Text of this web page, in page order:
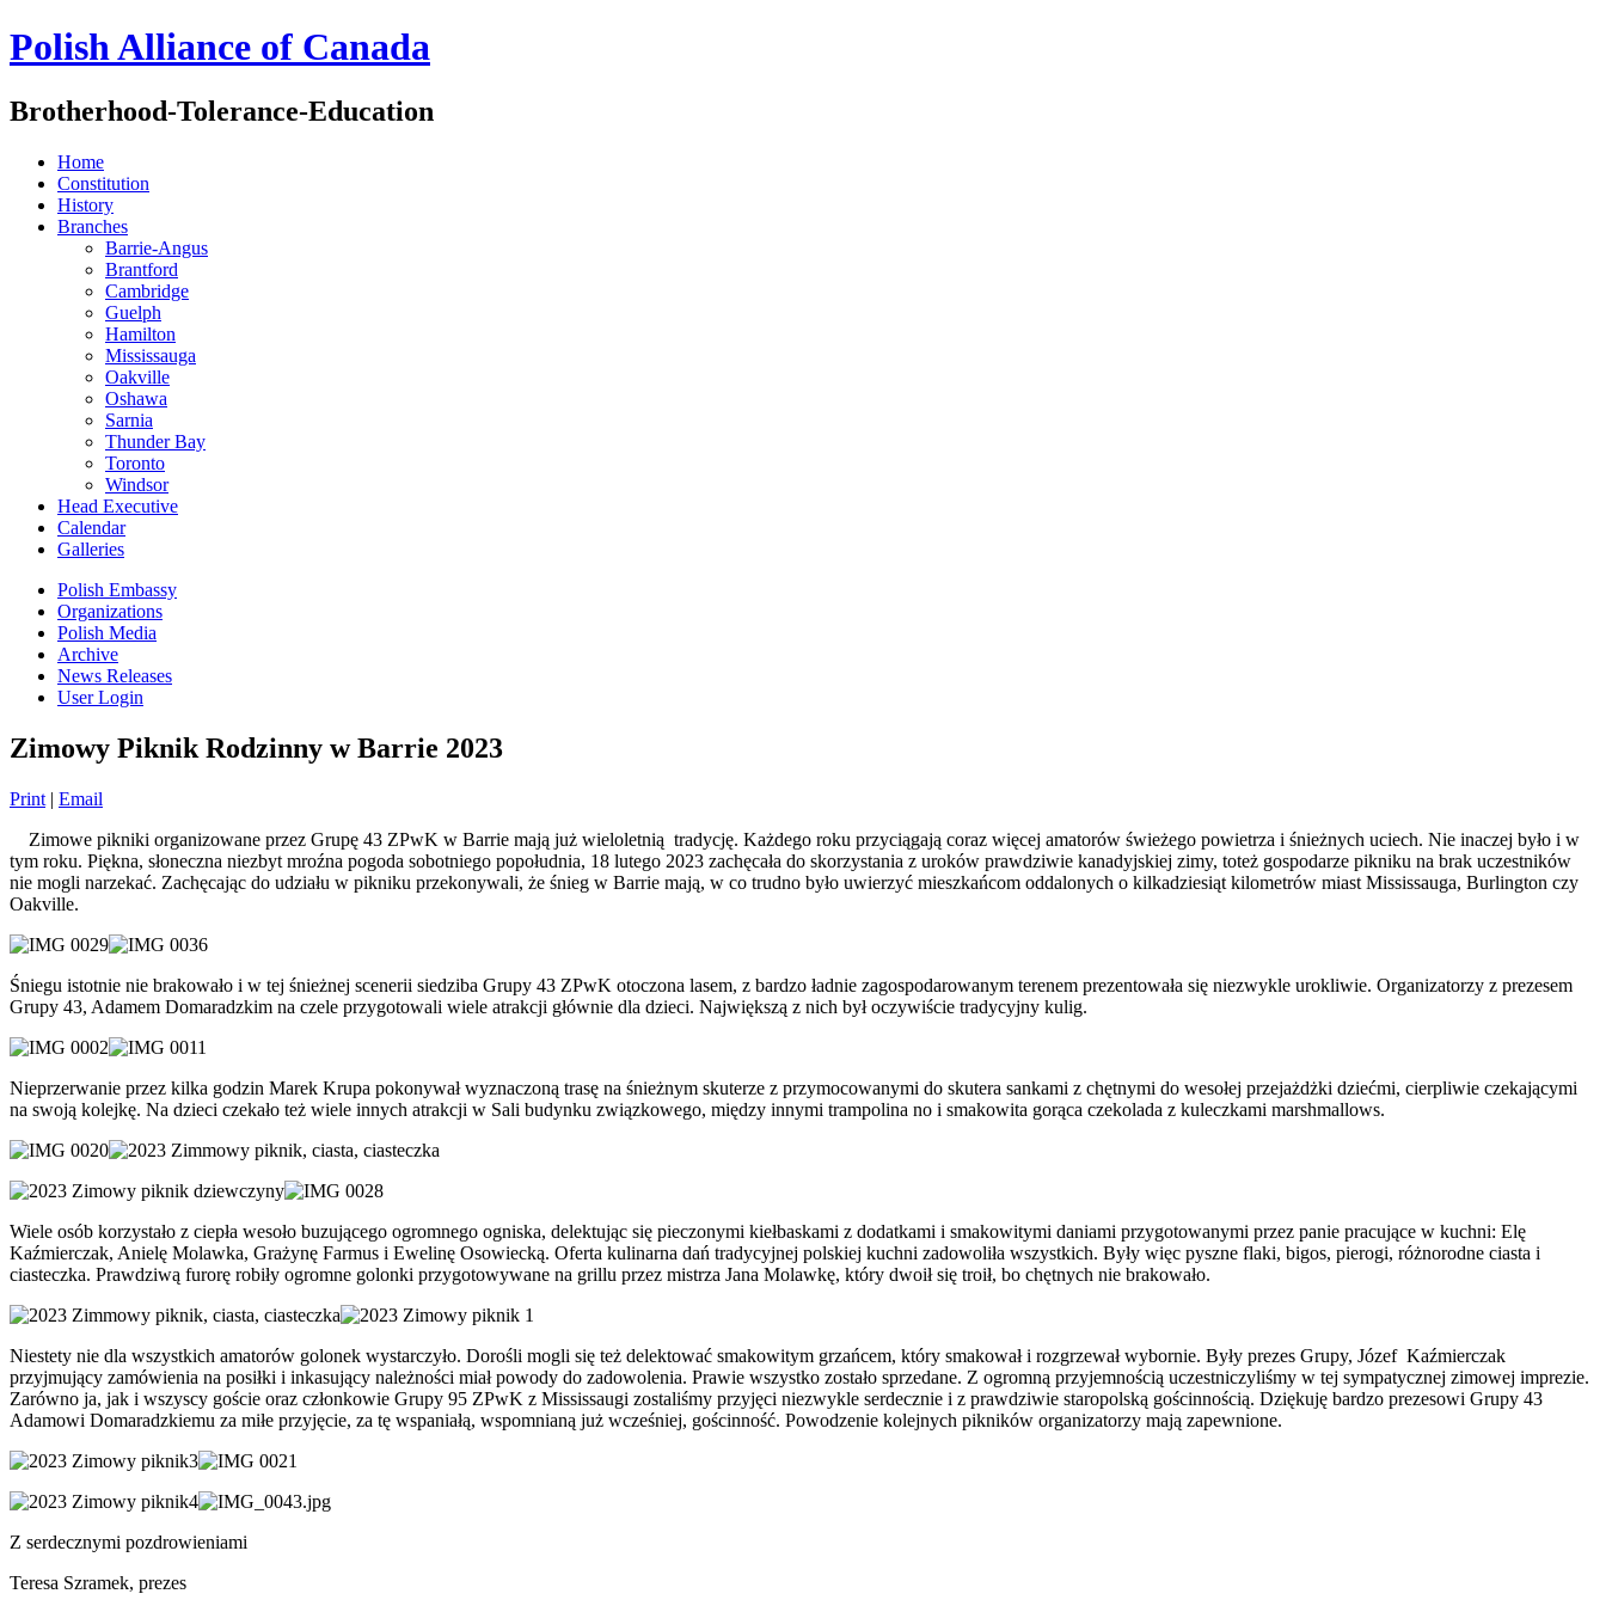
Polish Alliance of Canada
Brotherhood-Tolerance-Education
Home
Constitution
History
Branches
Barrie-Angus
Brantford
Cambridge
Guelph
Hamilton
Mississauga
Oakville
Oshawa
Sarnia
Thunder Bay
Toronto
Windsor
Head Executive
Calendar
Galleries
Polish Embassy
Organizations
Polish Media
Archive
News Releases
User Login
Zimowy Piknik Rodzinny w Barrie 2023
Print | Email
Zimowe pikniki organizowane przez Grupę 43 ZPwK w Barrie mają już wieloletnią tradycję. Każdego roku przyciągają coraz więcej amatorów świeżego powietrza i śnieżnych uciech. Nie inaczej było i w
tym roku. Piękna, słoneczna niezbyt mroźna pogoda sobotniego popołudnia, 18 lutego 2023 zachęcała do skorzystania z uroków prawdziwie kanadyjskiej zimy, toteż gospodarze pikniku na brak uczestników
nie mogli narzekać. Zachęcając do udziału w pikniku przekonywali, że śnieg w Barrie mają, w co trudno było uwierzyć mieszkańcom oddalonych o kilkadziesiąt kilometrów miast Mississauga, Burlington czy
Oakville.
Śniegu istotnie nie brakowało i w tej śnieżnej scenerii siedziba Grupy 43 ZPwK otoczona lasem, z bardzo ładnie zagospodarowanym terenem prezentowała się niezwykle urokliwie. Organizatorzy z prezesem
Grupy 43, Adamem Domaradzkim na czele przygotowali wiele atrakcji głównie dla dzieci. Największą z nich był oczywiście tradycyjny kulig.
Nieprzerwanie przez kilka godzin Marek Krupa pokonywał wyznaczoną trasę na śnieżnym skuterze z przymocowanymi do skutera sankami z chętnymi do wesołej przejażdżki dziećmi, cierpliwie czekającymi
na swoją kolejkę. Na dzieci czekało też wiele innych atrakcji w Sali budynku związkowego, między innymi trampolina no i smakowita gorąca czekolada z kuleczkami marshmallows.
Wiele osób korzystało z ciepła wesoło buzującego ogromnego ogniska, delektując się pieczonymi kiełbaskami z dodatkami i smakowitymi daniami przygotowanymi przez panie pracujące w kuchni: Elę
Kaźmierczak, Anielę Molawka, Grażynę Farmus i Ewelinę Osowiecką. Oferta kulinarna dań tradycyjnej polskiej kuchni zadowoliła wszystkich. Były więc pyszne flaki, bigos, pierogi, różnorodne ciasta i
ciasteczka. Prawdziwą furorę robiły ogromne golonki przygotowywane na grillu przez mistrza Jana Molawkę, który dwoił się troił, bo chętnych nie brakowało.
Niestety nie dla wszystkich amatorów golonek wystarczyło. Dorośli mogli się też delektować smakowitym grzańcem, który smakował i rozgrzewał wybornie. Były prezes Grupy, Józef Kaźmierczak
przyjmujący zamówienia na posiłki i inkasujący należności miał powody do zadowolenia. Prawie wszystko zostało sprzedane. Z ogromną przyjemnością uczestniczyliśmy w tej sympatycznej zimowej imprezie.
Zarówno ja, jak i wszyscy goście oraz członkowie Grupy 95 ZPwK z Mississaugi zostaliśmy przyjęci niezwykle serdecznie i z prawdziwie staropolską gościnnością. Dziękuję bardzo prezesowi Grupy 43
Adamowi Domaradzkiemu za miłe przyjęcie, za tę wspaniałą, wspomnianą już wcześniej, gościnność. Powodzenie kolejnych pikników organizatorzy mają zapewnione.
Z serdecznymi pozdrowieniami
Teresa Szramek, prezes